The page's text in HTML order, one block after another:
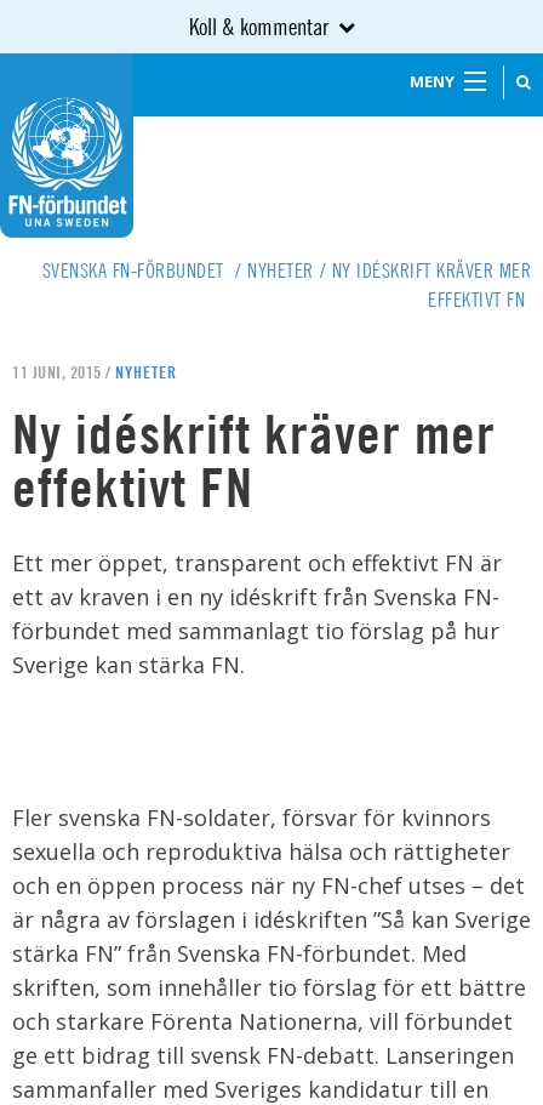
Koll & kommentar
MENY
SVENSKA FN-FÖRBUNDET / NYHETER / NY IDÉSKRIFT KRÄVER MER
EFFEKTIVT FN
11 JUNI, 2015 / NYHETER
Ny idéskrift kräver mer
effektivt FN
Ett mer öppet, transparent och effektivt FN är
ett av kraven i en ny idéskrift från Svenska FN-
förbundet med sammanlagt tio förslag på hur
Sverige kan stärka FN.
Fler svenska FN-soldater, försvar för kvinnors
sexuella och reproduktiva hälsa och rättigheter
och en öppen process när ny FN-chef utses – det
är några av förslagen i idéskriften ”Så kan Sverige
stärka FN” från Svenska FN-förbundet. Med
skriften, som innehåller tio förslag för ett bättre
och starkare Förenta Nationerna, vill förbundet
ge ett bidrag till svensk FN-debatt. Lanseringen
sammanfaller med Sveriges kandidatur till en